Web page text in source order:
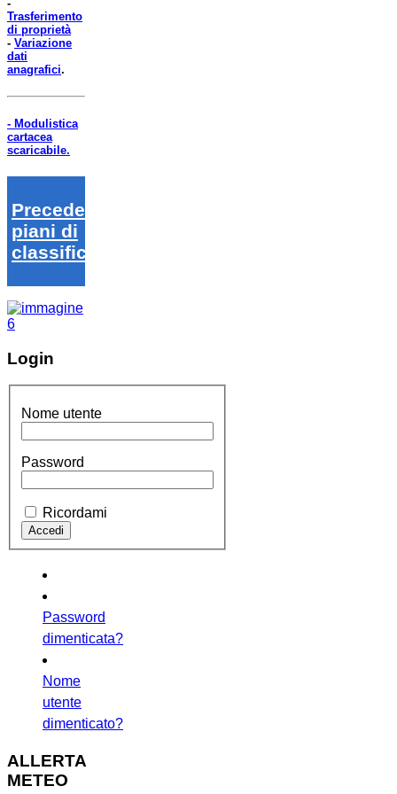
-
Trasferimento
di proprietà
- Variazione
dati
anagrafici.
- Modulistica
cartacea
scaricabile.
Precedenti
piani di
classifica
Login
Nome utente
Password
Ricordami
Password
dimenticata?
Nome
utente
dimenticato?
ALLERTA
METEO